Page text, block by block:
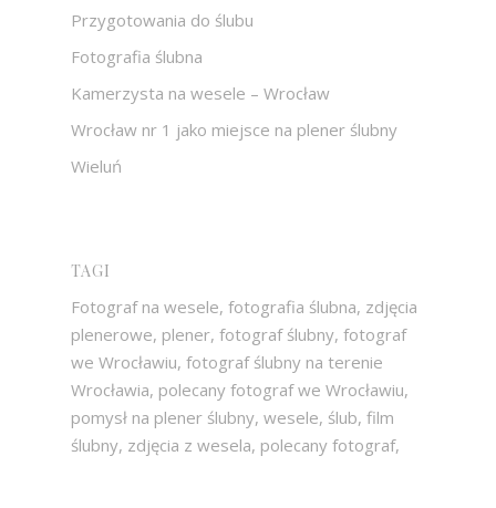
Przygotowania do ślubu
Fotografia ślubna
Kamerzysta na wesele – Wrocław
Wrocław nr 1 jako miejsce na plener ślubny
Wieluń
TAGI
Fotograf na wesele, fotografia ślubna, zdjęcia
plenerowe, plener, fotograf ślubny, fotograf
we Wrocławiu, fotograf ślubny na terenie
Wrocławia, polecany fotograf we Wrocławiu,
pomysł na plener ślubny, wesele, ślub, film
ślubny, zdjęcia z wesela, polecany fotograf,